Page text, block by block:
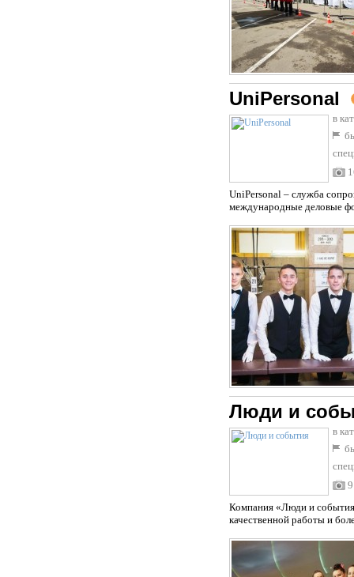
UniPersonal
в
UniPersonal – служба
международные деловые
Люди и
в
9
Компания «Люди и
качественной работы и